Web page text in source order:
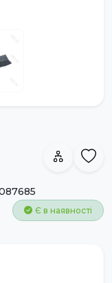
Є в наявності